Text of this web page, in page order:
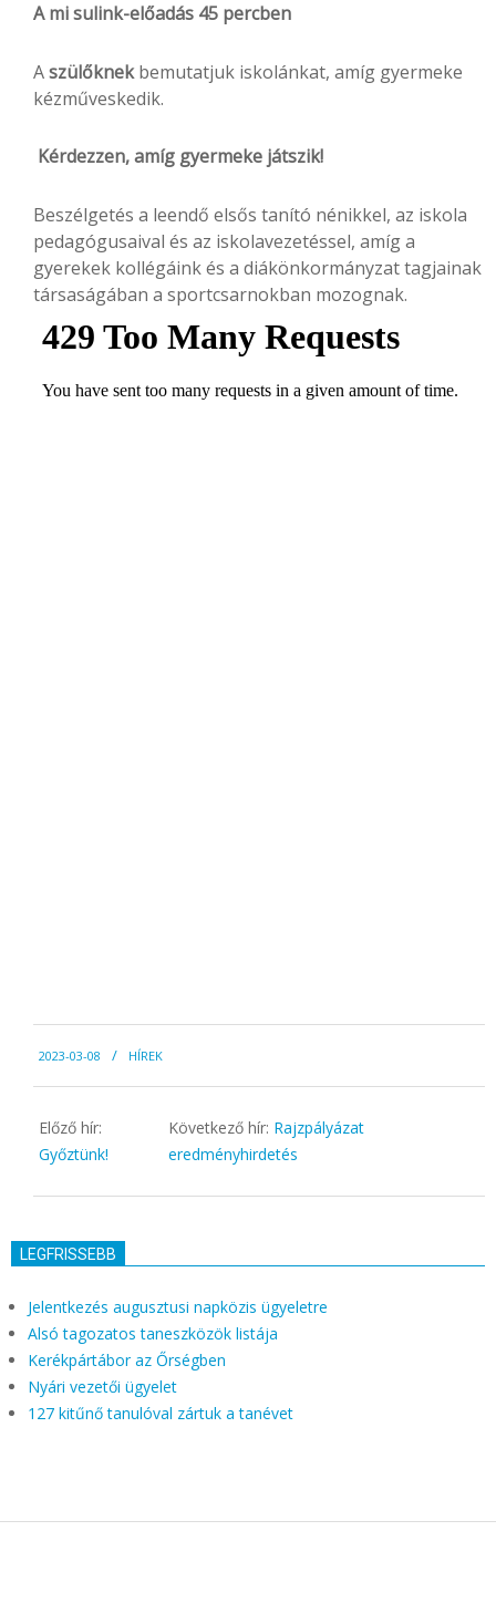
A mi sulink-előadás 45 percben
Aszülőknekbemutatjuk iskolánkat, amíg gyermeke
kézműveskedik.
Kérdezzen, amíg gyermeke játszik!
Beszélgetés a leendő elsős tanító nénikkel, az iskola
pedagógusaival és az iskolavezetéssel, amíg a
gyerekek kollégáink és a diákönkormányzat tagjainak
társaságában a sportcsarnokban mozognak.
03-
08
2023-03-08 HÍREK
Előző hír:
Győztünk!
Következő hír: Rajzpályázat
eredményhirdetés
LEGFRISSEBB
Jelentkezés augusztusi napközis ügyeletre
Alsó tagozatos taneszközök listája
Kerékpártábor az Őrségben
Nyári vezetői ügyelet
127 kitűnő tanulóval zártuk a tanévet